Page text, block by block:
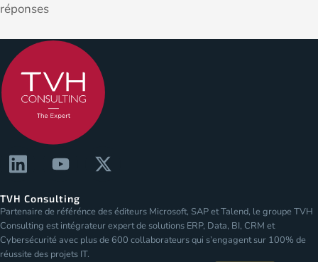
réponses
TVH Consulting
Partenaire de référénce des éditeurs Microsoft, SAP et Talend, le groupe TVH
Consulting est intégrateur expert de solutions ERP, Data, BI, CRM et
Cybersécurité avec plus de 600 collaborateurs qui s’engagent sur 100% de
réussite des projets IT.